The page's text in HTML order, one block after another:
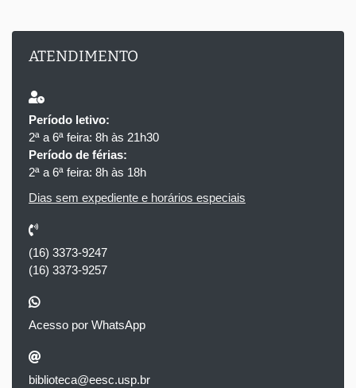
ATENDIMENTO
Período letivo:
2ª a 6ª feira: 8h às 21h30
Período de férias:
2ª a 6ª feira: 8h às 18h
Dias sem expediente e horários especiais
(16) 3373-9247
(16) 3373-9257
Acesso por WhatsApp
biblioteca@eesc.usp.br